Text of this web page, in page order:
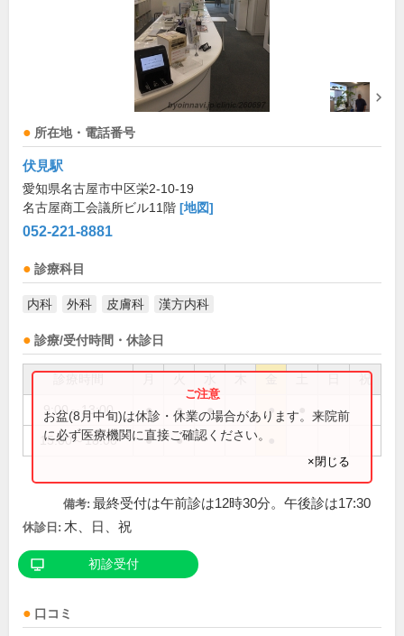
所在地・電話番号
伏見駅
愛知県名古屋市中区栄2-10-19
名古屋商工会議所ビル11階 [地図]
052-221-8881
診療科目
内科 外科 皮膚科 漢方内科
診療/受付時間・休診日
祝
9:00～13:00 ● ● ● ●
15:00～18:00 ● ●
お盆(8月中旬)は休診・休業の場合があります。来院前
に必ず医療機関に直接ご確認ください。
×閉じる
備考: 最終受付は午前診は12時30分。午後診は17:30
休診日: 木、日、祝
初診受付
口コミ